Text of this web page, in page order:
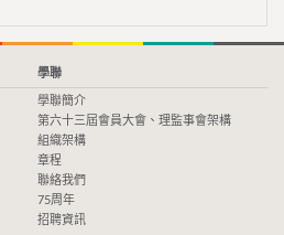
學聯
學聯簡介
第六十三屆會員大會、理監事會架構
組織架構
章程
聯絡我們
75周年
招聘資訊